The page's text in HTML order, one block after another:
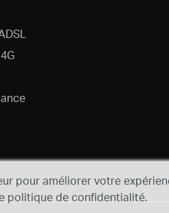
pour améliorer votre
politique de confidentialité.